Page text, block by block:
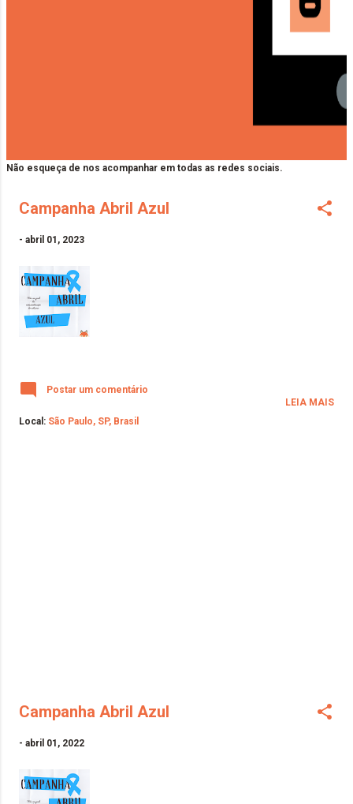
Não esqueça de nos acompanhar em todas as redes sociais.
Campanha Abril Azul
- abril 01, 2023
Postar um comentário
Local: São Paulo, SP, Brasil
LEIA MAIS
Campanha Abril Azul
- abril 01, 2022